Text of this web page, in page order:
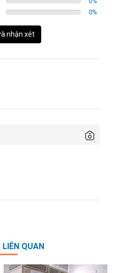
0%
nhận xét
QUAN